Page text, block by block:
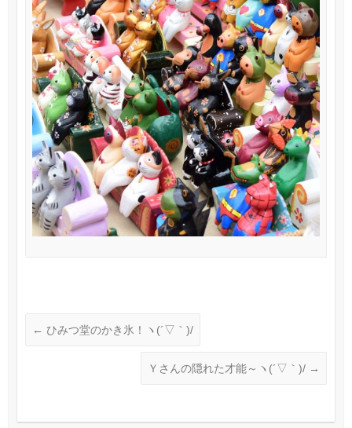
← ひみつ堂のかき氷！ヽ(´▽｀)/
Ｙさんの隠れた才能～ヽ(´▽｀)/ →